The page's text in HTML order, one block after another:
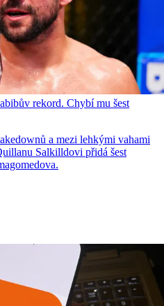
rekord. Chybí mu šest
a mezi lehkými vahami
Salkilldovi přidá šest